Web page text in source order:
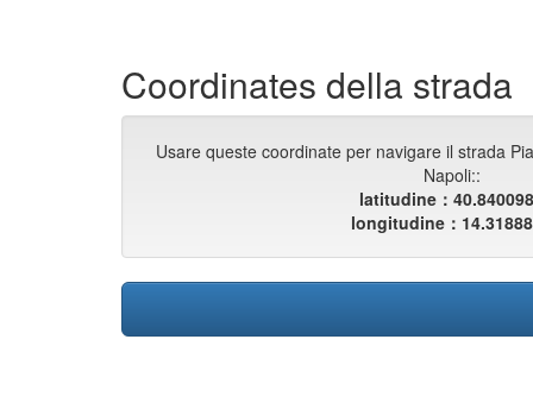
Coordinates della strada
Usare queste coordinate per navigare il strada
Napoli::
latitudine：
longitudine：